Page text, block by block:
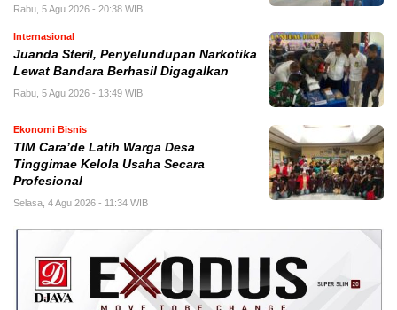
Rabu, 5 Agu 2026 - 20:38 WIB
Internasional
Juanda Steril, Penyelundupan Narkotika
Lewat Bandara Berhasil Digagalkan
Rabu, 5 Agu 2026 - 13:49 WIB
Ekonomi Bisnis
TIM Cara’de Latih Warga Desa
Tinggimae Kelola Usaha Secara
Profesional
Selasa, 4 Agu 2026 - 11:34 WIB